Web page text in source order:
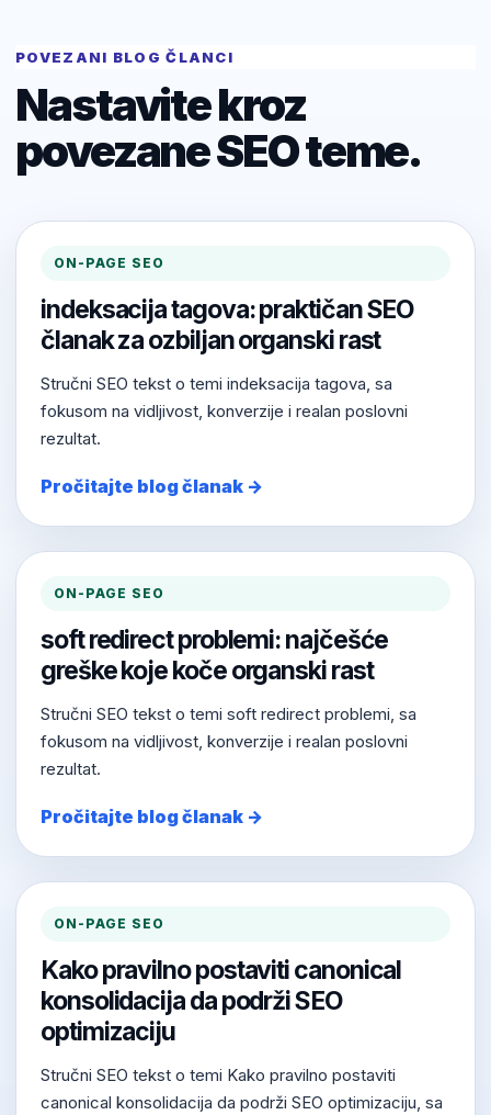
POVEZANI BLOG ČLANCI
Nastavite kroz
povezane SEO teme.
ON-PAGE SEO
indeksacija tagova: praktičan SEO
članak za ozbiljan organski rast
Stručni SEO tekst o temi indeksacija tagova, sa
fokusom na vidljivost, konverzije i realan poslovni
rezultat.
Pročitajte blog članak →
ON-PAGE SEO
soft redirect problemi: najčešće
greške koje koče organski rast
Stručni SEO tekst o temi soft redirect problemi, sa
fokusom na vidljivost, konverzije i realan poslovni
rezultat.
Pročitajte blog članak →
ON-PAGE SEO
Kako pravilno postaviti canonical
konsolidacija da podrži SEO
optimizaciju
Stručni SEO tekst o temi Kako pravilno postaviti
canonical konsolidacija da podrži SEO optimizaciju, sa